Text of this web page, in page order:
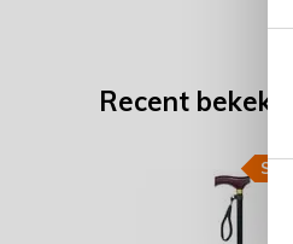
Recent bekeken
SALE